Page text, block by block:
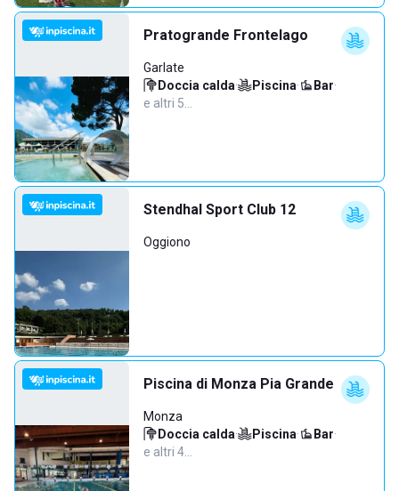
Pratogrande Frontelago
Garlate
Doccia calda· Piscina· Bar·
e altri 5…
Stendhal Sport Club 12
Oggiono
Piscina di Monza Pia Grande
Monza
Doccia calda· Piscina· Bar·
e altri 4…